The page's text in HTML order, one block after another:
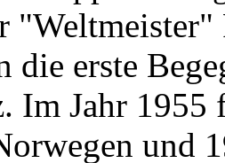
die erste
Im Jahr 1955
und